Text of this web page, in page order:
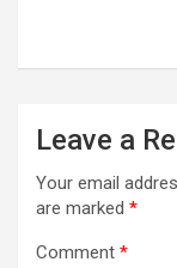
Leave a
Your email
are marked *
Comment *